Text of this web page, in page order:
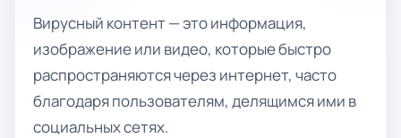
Вирусный контент — это информация,
изображение или видео, которые быстро
распространяются через интернет, часто
благодаря пользователям, делящимся ими в
социальных сетях.